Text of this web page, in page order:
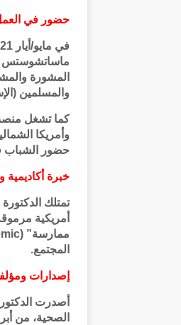
حضور في
ماساتشوستس
المشورة
والمسلمين
كما تشغل
وأمريكا
حضور الشباب
خبرة
أمريكية
المجتمع.
إصدارات
أصدرت
الصحية، من